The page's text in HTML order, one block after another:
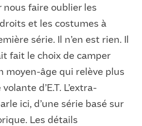
faire oublier les
et les costumes à
série. Il n’en est rien. Il
fait le choix de camper
moyen-âge qui relève plus
d’E.T. L’extra-
ici, d’une série basé sur
Les détails